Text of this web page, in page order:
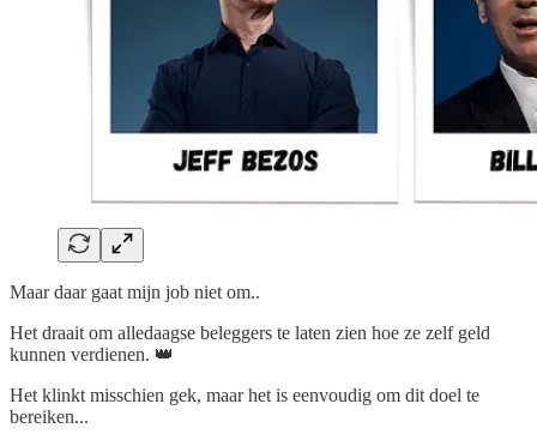
Maar daar gaat mijn job niet om..
Het draait om alledaagse beleggers te laten zien hoe ze zelf geld
kunnen verdienen. 👑
Het klinkt misschien gek, maar het is eenvoudig om dit doel te
bereiken...